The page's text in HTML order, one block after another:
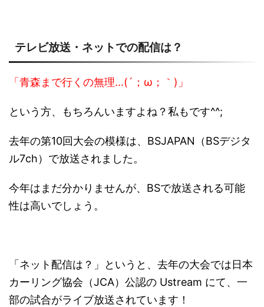
テレビ放送・ネットでの配信は？
「青森まで行くの無理…(´；ω；｀)」
という方、もちろんいますよね？私もです^^;
去年の第10回大会の模様は、BSJAPAN（BSデジタ
ル7ch）で放送されました。
今年はまだ分かりませんが、BSで放送される可能
性は高いでしょう。
「ネット配信は？」というと、去年の大会では日本
カーリング協会（JCA）公認の Ustream にて、一
部の試合がライブ放送されています！